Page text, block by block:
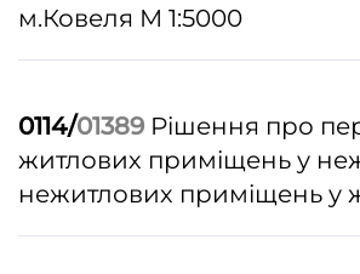
м.Ковеля М 1:5000
0114/01389 Рішення про
житлових приміщень у
нежитлових приміщень у